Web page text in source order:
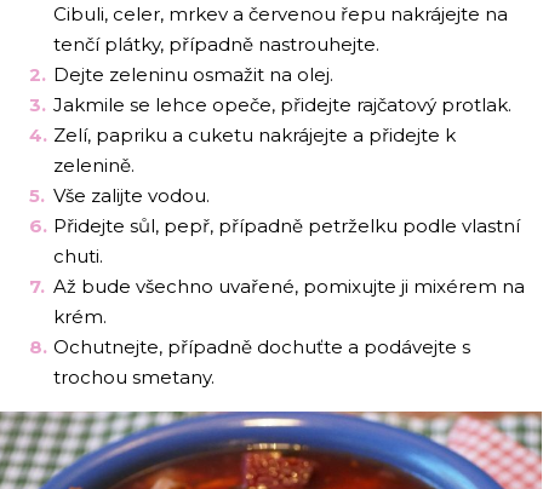
Cibuli, celer, mrkev a červenou řepu nakrájejte na
tenčí plátky, případně nastrouhejte.
Dejte zeleninu osmažit na olej.
Jakmile se lehce opeče, přidejte rajčatový protlak.
Zelí, papriku a cuketu nakrájejte a přidejte k
zelenině.
Vše zalijte vodou.
Přidejte sůl, pepř, případně petrželku podle vlastní
chuti.
Až bude všechno uvařené, pomixujte ji mixérem na
krém.
Ochutnejte, případně dochuťte a podávejte s
trochou smetany.